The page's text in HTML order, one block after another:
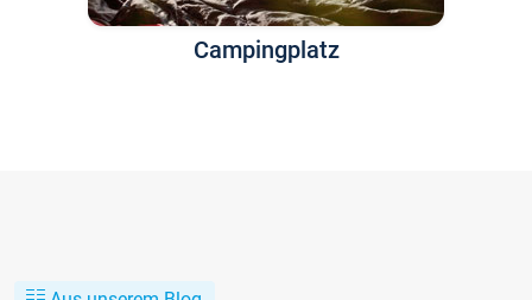
Campingplatz